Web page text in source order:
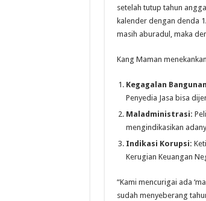
setelah tutup tahun
kalender dengan denda
masih aburadul, maka
Kang Maman
Kegagalan
Penyedia Jasa bisa
Maladministrasi:
mengindikasikan
Indikasi Korupsi:
Kerugian Keuangan
“Kami mencurigai ada
sudah menyeberang